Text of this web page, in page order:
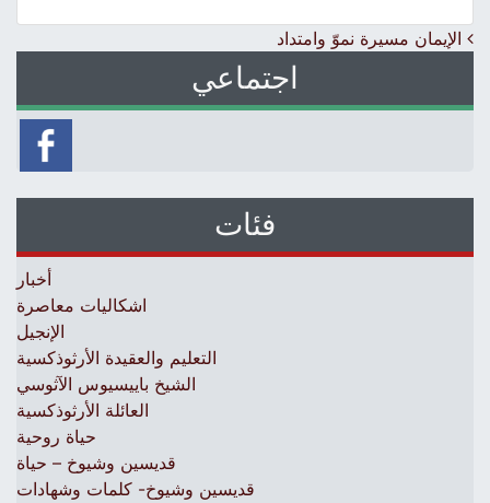
Post navigation
الإيمان مسيرة نموّ وامتداد
اجتماعي
فئات
أخبار
اشكاليات معاصرة
الإنجيل
التعليم والعقيدة الأرثوذكسية
الشيخ باييسيوس الآثوسي
العائلة الأرثوذكسية
حياة روحية
قديسين وشيوخ – حياة
قديسين وشيوخ- كلمات وشهادات